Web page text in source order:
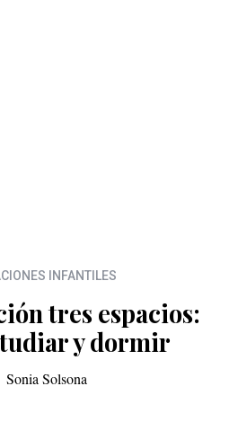
INFANTILES
tres espacios:
y dormir
Sonia Solsona